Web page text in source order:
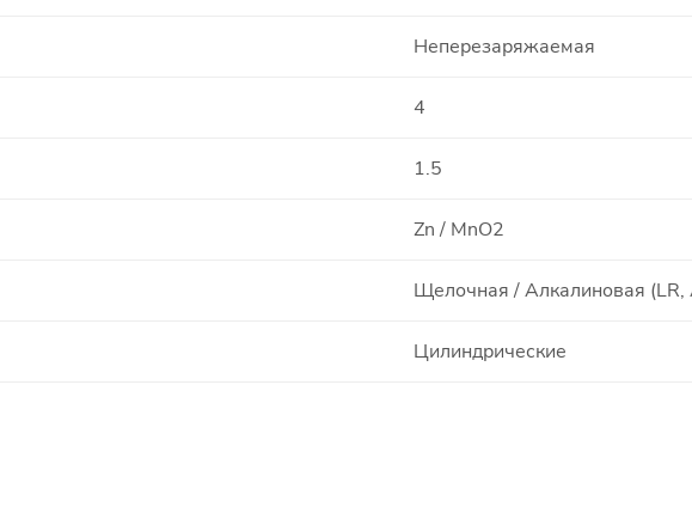
Неперезаряжаемая
4
1.5
Zn / MnO2
Щелочная / Алкалиновая (LR,
Цилиндрические